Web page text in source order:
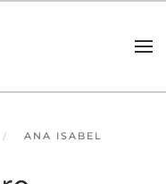
ANA ISABEL